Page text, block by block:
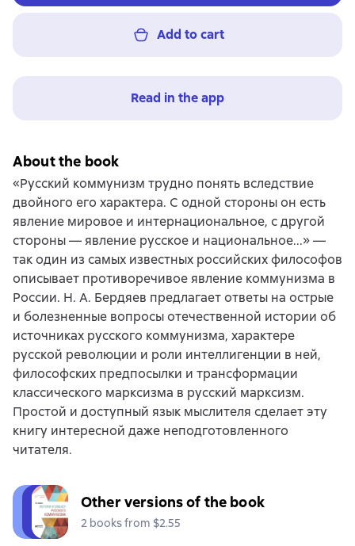
Add to cart
Read in the app
About the book
«Русский коммунизм трудно понять вследствие
двойного его характера. С одной стороны он есть
явление мировое и интернациональное, с другой
стороны — явление русское и национальное...» —
так один из самых известных российских философов
описывает противоречивое явление коммунизма в
России. Н. А. Бердяев предлагает ответы на острые
и болезненные вопросы отечественной истории об
источниках русского коммунизма, характере
русской революции и роли интеллигенции в ней,
философских предпосылки и трансформации
классического марксизма в русский марксизм.
Простой и доступный язык мыслителя сделает эту
книгу интересной даже неподготовленного
читателя.
Other versions of the book
2 books from $2.55